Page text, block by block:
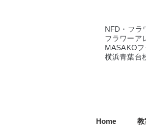
NFD・フラ
フラワーア
MASAKO
横浜青葉台
Home 教